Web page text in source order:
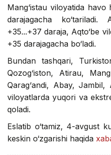
Mang‘istau viloyatida
darajagacha
+35...+37 daraja, Aqto‘be
+35 darajagacha bo‘ladi.
Bundan tashqari,
Qozog‘iston, Atirau,
Qarag‘andi, Abay,
viloyatlarda yuqori va
qoladi.
Eslatib o‘tamiz, 4-avgust
keskin o‘zgarishi haqida